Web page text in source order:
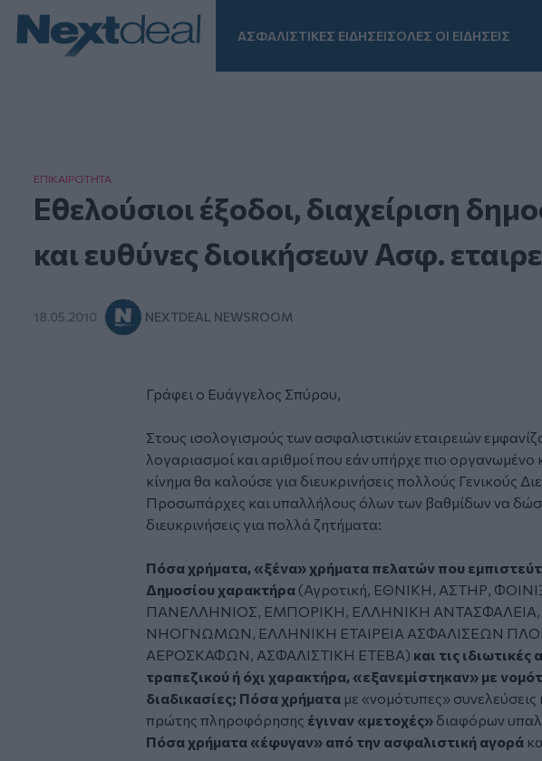
ΑΣΦΑΛΙΣΤΙΚΕΣ ΕΙΔΗΣΕΙΣΟΛΕΣ ΟΙ ΕΙΔΗΣΕΙΣ
ΕΠΙΚΑΙΡΟΤΗΤΑ
Εθελούσιοι έξοδοι, διαχείριση
και ευθύνες διοικήσεων Ασφ.
18.05.2010 NEXTDEAL NEWSROOM
Γράφει ο Ευάγγελος Σπύρου,
Στους ισολογισμούς των ασφαλιστικών εταιρειών
λογαριασμοί και αριθμοί που εάν υπήρχε πιο οργανωμένο
κίνημα θα καλούσε για διευκρινήσεις πολλούς Γενικούς
Προσωπάρχες και υπαλλήλους όλων των βαθμίδων να
διευκρινήσεις για πολλά ζητήματα:
Πόσα χρήματα, «ξένα» χρήματα πελατών που
Δημοσίου χαρακτήρα (Αγροτική, ΕΘΝΙΚΗ, ΑΣΤΗΡ,
ΠΑΝΕΛΛΗΝΙΟΣ, ΕΜΠΟΡΙΚΗ, ΕΛΛΗΝΙΚΗ
ΝΗΟΓΝΩΜΩΝ, ΕΛΛΗΝΙΚΗ ΕΤΑΙΡΕΙΑ ΑΣΦΑΛΙΣΕΩΝ
ΑΕΡΟΣΚΑΦΩΝ, ΑΣΦΑΛΙΣΤΙΚΗ ΕΤΕΒΑ) και τις
τραπεζικού ή όχι χαρακτήρα, «εξανεμίστηκαν» με
διαδικασίες; Πόσα χρήματα με «νομότυπες» συνελεύσεις
πρώτης πληροφόρησης έγιναν «μετοχές» διαφόρων
Πόσα χρήματα «έφυγαν» από την ασφαλιστική αγορά